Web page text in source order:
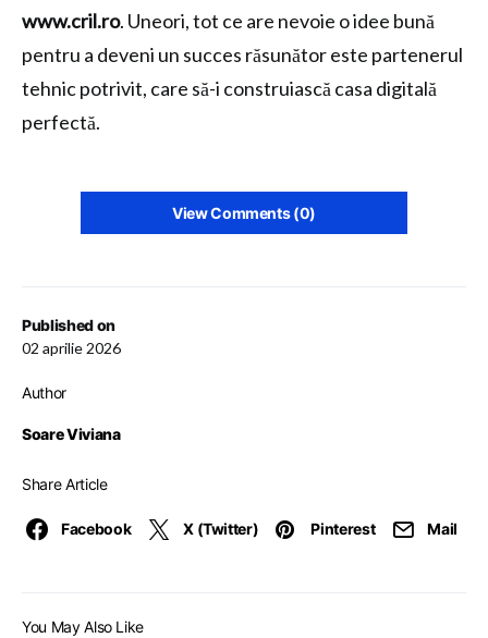
Published on
02 aprilie 2026
Author
Soare Viviana
Share Article
Facebook X (Twitter) Pinterest Mail
www.cril.ro. Uneori, tot ce are nevoie o idee bună
pentru a deveni un succes răsunător este partenerul
tehnic potrivit, care să-i construiască casa digitală
perfectă.
View Comments (0)
You May Also Like